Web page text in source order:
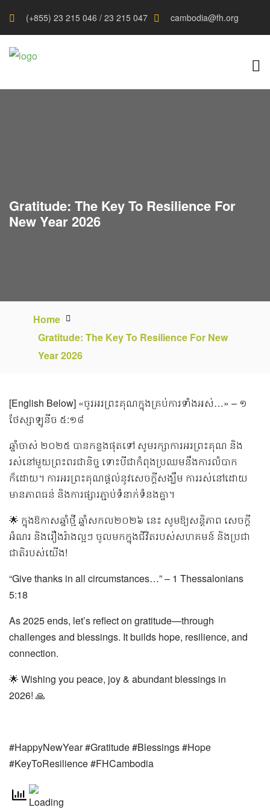
(+855) 23 215 046 / 23 215 047 cambodia@fh.org
Gratitude: The Key To Resilience For
New Year 2026
Home
Gratitude: The Key To Resilience For New
Year 2026
[English Below] «ចូរ​អរ​ព្រះ‌គុណ​ក្នុង​គ្រប់​ការ​ទាំង​អស់…» – ១
ថែស្សា‌ឡូ‌នីច ៥:១៨
ឆ្នាំចាស់ ២០២៥ បានកន្លងផុតទៅ សូមរក្សាការអរព្រះគុណ និង
រស់នៅមួយព្រះពរជានិច្ច ទោះបីជាកំពុងប្រឈមនឹងការលំបាក
ក៏ដោយ។ ការអរព្រះគុណផ្តល់នូវសេចក្តីសង្ឃឹម ការរស់នៅដោយ
មានភាពធន់ និងការផ្សារភ្ជាប់ទំនាក់ទំនងគ្នា។
🌟 ក្នុងឱកាសឆ្នាំថ្មី ឆ្នាំសកល២០២៦ នេះ សូមឱ្យសន្តិភាព សេចក្តី
អំណរ និងរឿងរ៉ាងល្អៗ ចូលមកក្នុងជីវិតរបស់សហគមន៍ និងប្រជា
ជាតិរបស់យើង!
“Give thanks in all circumstances…” – 1 Thessalonians
5:18
As 2025 ends, let’s reflect on gratitude—through
challenges and blessings. It builds hope, resilience, and
connection.
🌟 Wishing you peace, joy & abundant blessings in
2026! 🙏
#HappyNewYear #Gratitude #Blessings #Hope
#KeyToResilience#FHCambodia